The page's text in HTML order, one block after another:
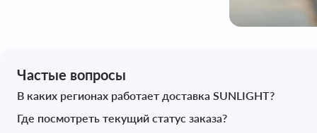
Частые вопросы
В каких регионах работает доставка SUNLIGHT?
Где посмотреть текущий статус заказа?